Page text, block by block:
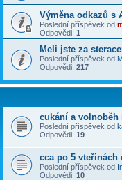
Výměna odkazů s
Poslední příspěvek od
Odpovědi: 1
Meli jste za
Poslední příspěvek od
Odpovědi: 217
cukání a volnoběh
Poslední příspěvek od
Odpovědi: 19
cca po 5
Poslední příspěvek od
Odpovědi: 10